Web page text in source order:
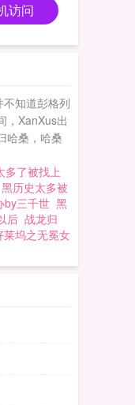
访问
知道彭格列
，XanXus出
哈桑，哈桑
多了被找上
黑历史太多被
by三千世 黑
后 战龙归
莱坞之无冕女